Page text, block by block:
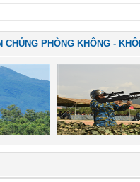
CHỦNG PHÒNG KHÔNG -